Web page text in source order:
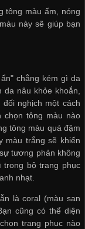
tông màu ấm, nóng
này sẽ giúp bạn
chẳng kém gì da
nâu khỏe khoắn,
nghịch một cách
tông màu nào
tông màu quá đậm
màu trắng sẽ khiến
tương phản không
bộ trang phục
nhạt.
là coral (màu san
cũng có thể diện
trang phục nào